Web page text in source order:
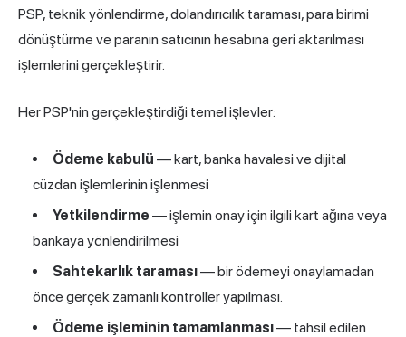
PSP, teknik yönlendirme, dolandırıcılık taraması, para birimi
dönüştürme ve paranın satıcının hesabına geri aktarılması
işlemlerini gerçekleştirir.
Her PSP'nin gerçekleştirdiği temel işlevler:
Ödeme kabulü — kart, banka havalesi ve dijital
cüzdan işlemlerinin işlenmesi
Yetkilendirme — işlemin onay için ilgili kart ağına veya
bankaya yönlendirilmesi
Sahtekarlık taraması— bir ödemeyi onaylamadan
önce gerçek zamanlı kontroller yapılması.
Ödeme işleminin tamamlanması— tahsil edilen